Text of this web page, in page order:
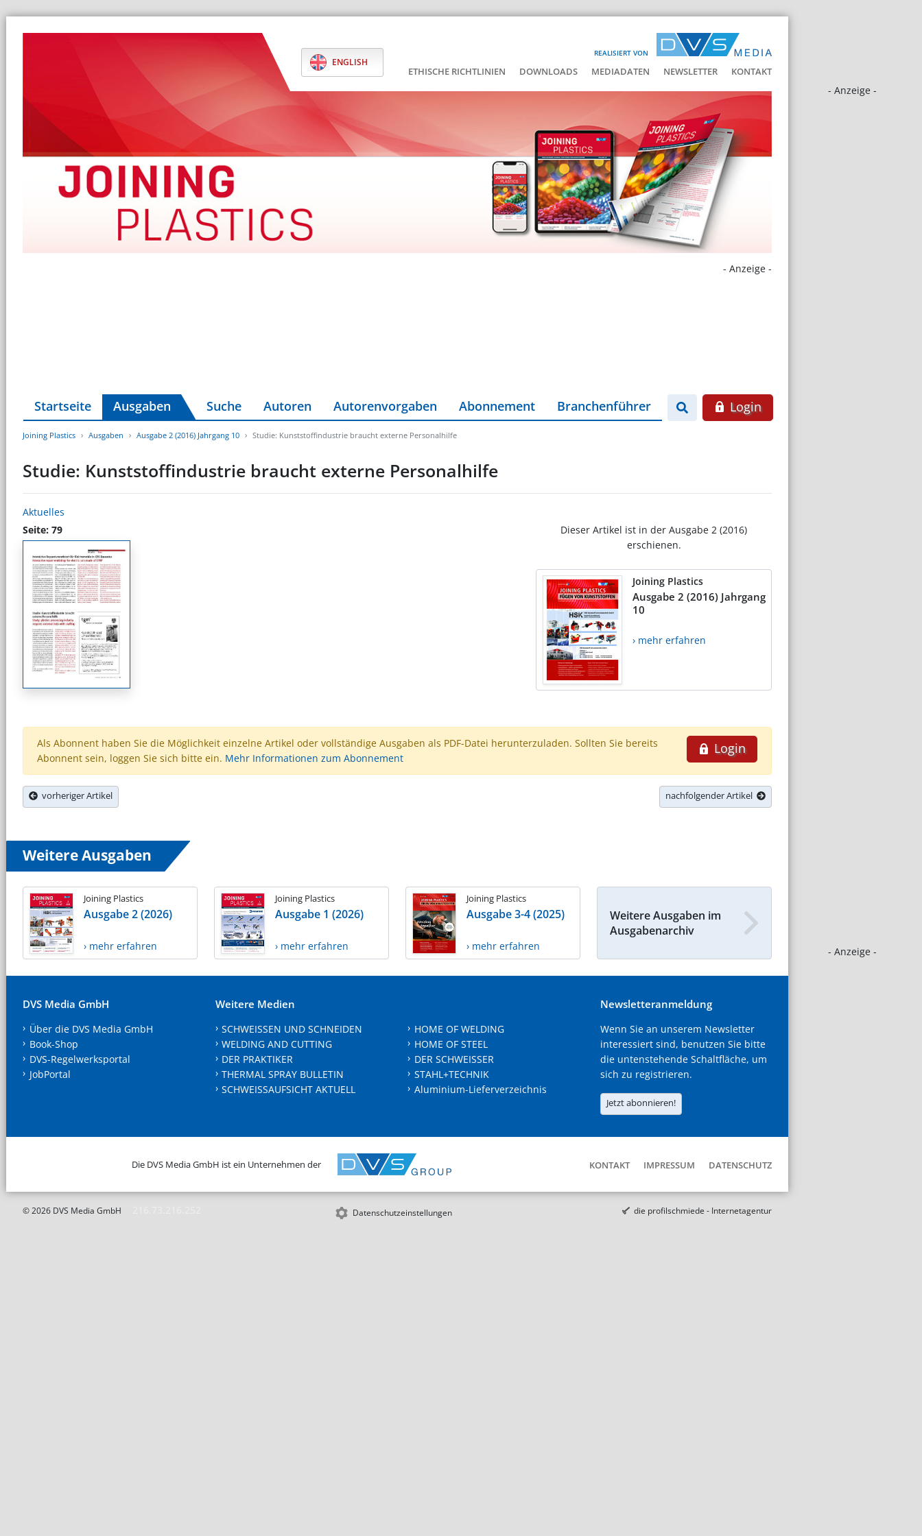
REALISIERT VON
ENGLISH
ETHISCHE RICHTLINIEN DOWNLOADS MEDIADATEN NEWSLETTER KONTAKT
- Anzeige -
- Anzeige -
- Anzeige -
Startseite Ausgaben Suche Autoren Autorenvorgaben Abonnement Branchenführer Login
Joining Plastics Ausgaben Ausgabe 2 (2016) Jahrgang 10 Studie: Kunststoffindustrie braucht externe Personalhilfe
Studie: Kunststoffindustrie braucht externe Personalhilfe
Aktuelles
Seite: 79
Dieser Artikel ist in der Ausgabe 2 (2016)
erschienen.
Joining Plastics
Ausgabe 2 (2016) Jahrgang
10
› mehr erfahren
Login
Als Abonnent haben Sie die Möglichkeit einzelne Artikel oder vollständige Ausgaben als PDF-Datei herunterzuladen. Sollten Sie bereits
Abonnent sein, loggen Sie sich bitte ein. Mehr Informationen zum Abonnement
vorheriger Artikel nachfolgender Artikel
Weitere Ausgaben
Joining Plastics
Ausgabe 2 (2026)
› mehr erfahren
Joining Plastics
Ausgabe 1 (2026)
› mehr erfahren
Joining Plastics
Ausgabe 3-4 (2025)
› mehr erfahren
Weitere Ausgaben im
Ausgabenarchiv
DVS Media GmbH
Über die DVS Media GmbH
Book-Shop
DVS-Regelwerksportal
JobPortal
Weitere Medien
SCHWEISSEN UND SCHNEIDEN
WELDING AND CUTTING
DER PRAKTIKER
THERMAL SPRAY BULLETIN
SCHWEISSAUFSICHT AKTUELL
HOME OF WELDING
HOME OF STEEL
DER SCHWEISSER
STAHL+TECHNIK
Aluminium-Lieferverzeichnis
Newsletteranmeldung
Wenn Sie an unserem Newsletter
interessiert sind, benutzen Sie bitte
die untenstehende Schaltfläche, um
sich zu registrieren.
Jetzt abonnieren!
Die DVS Media GmbH ist ein Unternehmen der KONTAKT IMPRESSUM DATENSCHUTZ
© 2026 DVS Media GmbH Datenschutzeinstellungen die profilschmiede - Internetagentur